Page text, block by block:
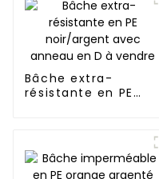
Bâche extra-
résistante en PE